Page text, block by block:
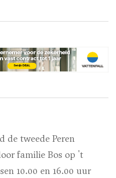
de tweede Peren
familie Bos op 't
10.00 en 16.00 uur